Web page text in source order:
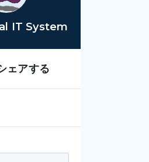
IT System
ェアする